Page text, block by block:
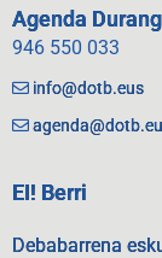
Agenda
946 550 033
info@dotb.eus
EI! Berri
Debabarrena